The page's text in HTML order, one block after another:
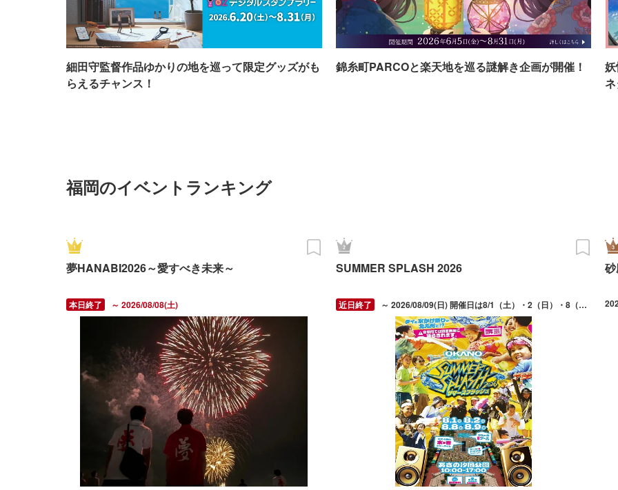
細田守監督作品ゆかりの地を巡って限定グッズがも
らえるチャンス！
錦糸町PARCOと楽天地を巡る謎解き企画が開催！
福岡のイベントランキング
夢HANABI2026～愛すべき未来～
～ 2026/08/08(土)
SUMMER SPLASH 2026
～ 2026/08/09(日) 開催日は8/1（土）・2（日）・8（土）・9（日）。